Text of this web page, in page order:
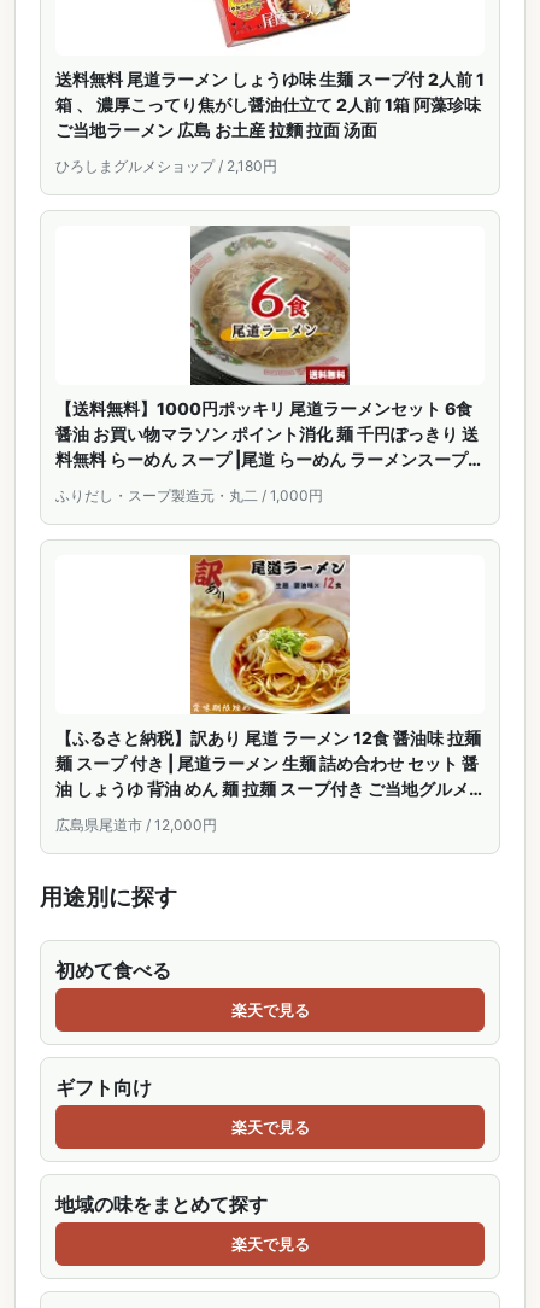
送料無料 尾道ラーメン しょうゆ味 生麺 スープ付 2人前 1
箱 、 濃厚こってり焦がし醤油仕立て 2人前 1箱 阿藻珍味
ご当地ラーメン 広島 お土産 拉麵 拉面 汤面
ひろしまグルメショップ / 2,180円
【送料無料】1000円ポッキリ 尾道ラーメンセット 6食
醤油 お買い物マラソン ポイント消化 麺 千円ぽっきり 送
料無料 らーめん スープ |尾道 らーめん ラーメンスープの
素 スープの素 即席スープ 即席 しょうゆ 夜食 お試しイン
スタント 麺類 6人前 どんぶり グルメ食品
ふりだし・スープ製造元・丸二 / 1,000円
【ふるさと納税】訳あり 尾道 ラーメン 12食 醤油味 拉麺
麺 スープ 付き | 尾道ラーメン 生麺 詰め合わせ セット 醤
油 しょうゆ 背油 めん 麺 拉麺 スープ付き ご当地グルメ
ご家庭用 お取り寄せ 住吉 広島県 尾道市
広島県尾道市 / 12,000円
用途別に探す
初めて食べる
楽天で見る
ギフト向け
楽天で見る
地域の味をまとめて探す
楽天で見る